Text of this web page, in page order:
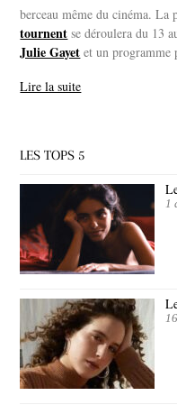
berceau même du cinéma. La
tournent se déroulera du 13
Julie Gayet et un programme
Lire la suite
LES TOPS 5
1